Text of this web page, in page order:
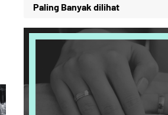
Paling Banyak dilihat